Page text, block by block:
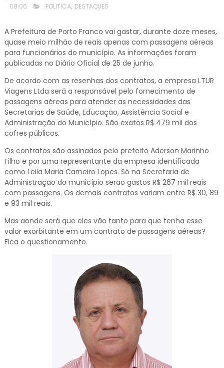
08:06 . POLITICA, DESTAQUES
A Prefeitura de Porto Franco vai gastar, durante doze meses,
quase meio milhão de reais apenas com passagens aéreas
para funcionários do município. As informações foram
publicadas no Diário Oficial de 25 de junho.
De acordo com as resenhas dos contratos, a empresa LTUR
Viagens Ltda será a responsável pelo fornecimento de
passagens aéreas para atender as necessidades das
Secretarias de Saúde, Educação, Assistência Social e
Administração do Município. São exatos R$ 479 mil dos
cofres públicos.
Os contratos são assinados pelo prefeito Aderson Marinho
Filho e por uma representante da empresa identificada
como Leila Maria Carneiro Lopes. Só na Secretaria de
Administração do município serão gastos R$ 267 mil reais
com passagens. Os demais contratos variam entre R$ 30, 89
e 93 mil reais.
Mas aonde será que eles vão tanto para que tenha esse
valor exorbitante em um contrato de passagens aéreas?
Fica o questionamento.